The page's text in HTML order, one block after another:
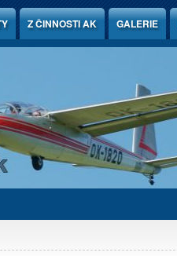
Z ČINNOSTI AK GALERIE